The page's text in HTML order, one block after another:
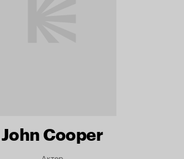
John Cooper